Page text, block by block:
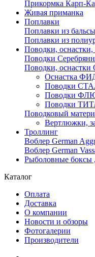
Прикормка Карп-
Живая приманка
Поплавки
Поплавки из
Поплавки из
Поводки,
Поводки
Поводки, оснастки
Оснастка
Поводки
Поводки
Поводки
Поводковый
Вертлюжки,
Троллинг
Воблер German
Воблер German
Рыболовные боксы
Каталог
Оплата
Доставка
О компании
Новости и обзоры
Фотогалерии
Производители